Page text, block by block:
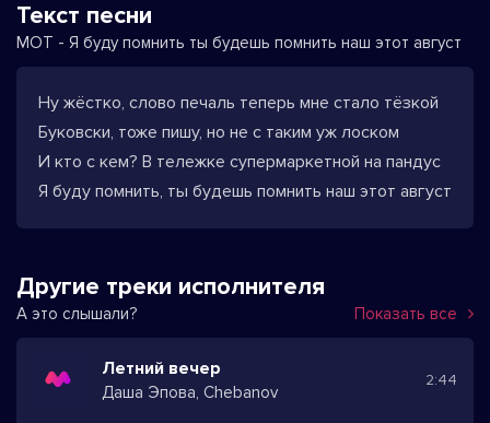
Текст песни
МОТ - Я буду помнить ты будешь помнить наш этот август
Ну жёстко, слово печаль теперь мне стало тёзкой
Буковски, тоже пишу, но не с таким уж лоском
И кто с кем? В тележке супермаркетной на пандус
Я буду помнить, ты будешь помнить наш этот август
Другие треки исполнителя
А это слышали? Показать все
Летний вечер
Даша Эпова, Chebanov
2:44